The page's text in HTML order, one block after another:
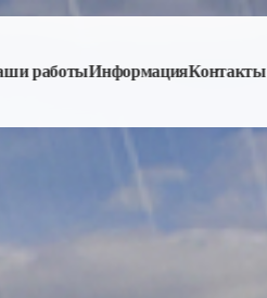
работыИнформацияКонтакты